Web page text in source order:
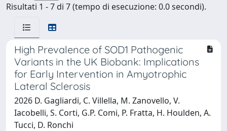
Risultati 1 - 7 di 7 (tempo di esecuzione: 0.0 secondi).
High Prevalence of SOD1 Pathogenic
Variants in the UK Biobank: Implications
for Early Intervention in Amyotrophic
Lateral Sclerosis
2026 D. Gagliardi, C. Villella, M. Zanovello, V.
Iacobelli, S. Corti, G.P. Comi, P. Fratta, H. Houlden, A.
Tucci, D. Ronchi